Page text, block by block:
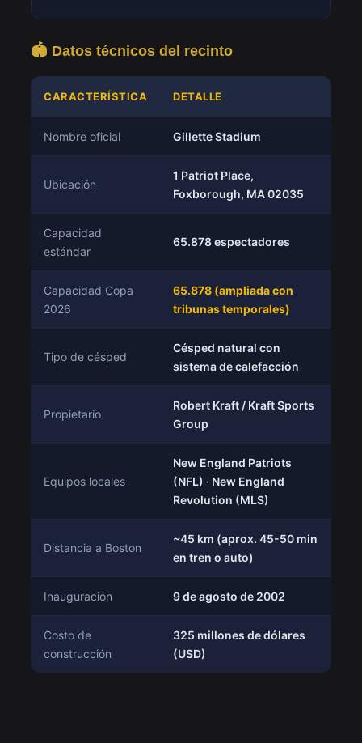
🏟️ Datos técnicos del recinto
CARACTERÍSTICA DETALLE
Nombre oficial Gillette Stadium
Ubicación
1 Patriot Place,
Foxborough, MA 02035
Capacidad
estándar
65.878 espectadores
Capacidad Copa
2026
65.878 (ampliada con
tribunas temporales)
Tipo de césped
Césped natural con
sistema de calefacción
Propietario
Robert Kraft / Kraft Sports
Group
Equipos locales
New England Patriots
(NFL) · New England
Revolution (MLS)
Distancia a Boston
~45 km (aprox. 45-50 min
en tren o auto)
Inauguración 9 de agosto de 2002
Costo de
construcción
325 millones de dólares
(USD)